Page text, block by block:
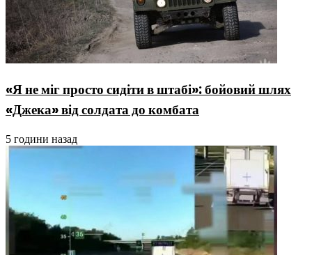
«Я не міг просто сидіти в штабі»: бойовий шлях
«Джека» від солдата до комбата
5 години назад